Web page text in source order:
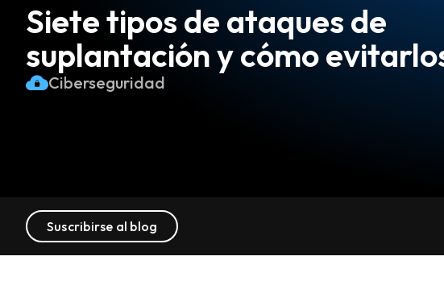
Siete tipos de ataques de
suplantación y cómo
Ciberseguridad
Suscribirse al blog